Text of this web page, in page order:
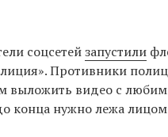
соцсетейзапустили
Противники
видео с
конца нужно лежа